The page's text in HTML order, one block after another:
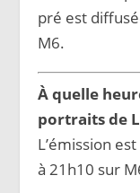
pré est
M6.
À quelle
portraits de
L’émission
à 21h10 sur